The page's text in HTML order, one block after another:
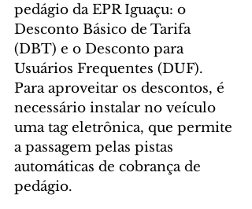
pedágio da EPR Iguaçu: o
Desconto Básico de Tarifa
(DBT) e o Desconto para
Usuários Frequentes (DUF).
Para aproveitar os descontos, é
necessário instalar no veículo
uma tag eletrônica, que permite
a passagem pelas pistas
automáticas de cobrança de
pedágio.